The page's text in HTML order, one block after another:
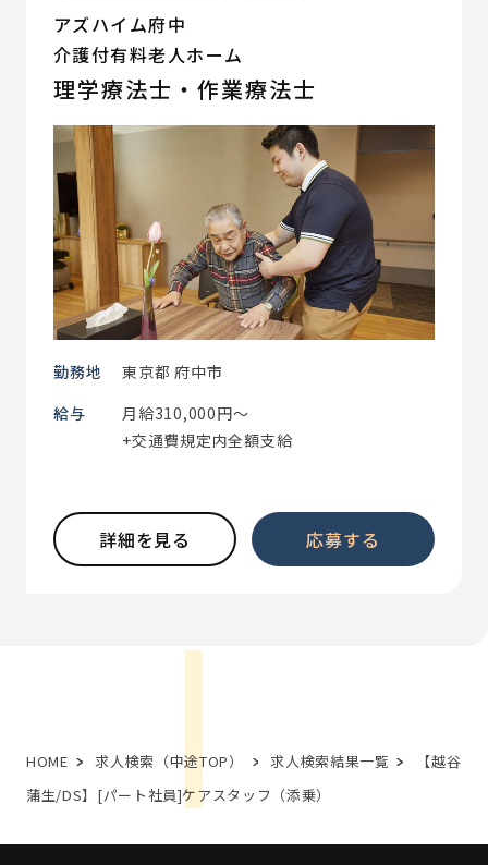
アズハイム府中
介護付有料老人ホーム
理学療法士・作業療法士
勤務地
東京都 府中市
給与
月給310,000円～
+交通費規定内全額支給
詳細を見る 応募する
HOME 求人検索（中途TOP） 求人検索結果一覧
【越谷
蒲生/DS】[パート社員]ケアスタッフ（添乗）